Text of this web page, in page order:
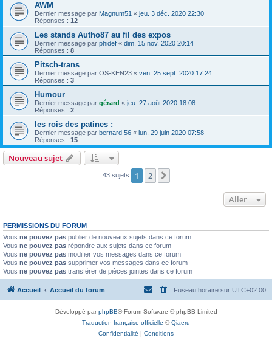
AWM
Dernier message par Magnum51 « jeu. 3 déc. 2020 22:30
Réponses : 12
Les stands Autho87 au fil des expos
Dernier message par phidef « dim. 15 nov. 2020 20:14
Réponses : 8
Pitsch-trans
Dernier message par OS-KEN23 « ven. 25 sept. 2020 17:24
Réponses : 3
Humour
Dernier message par gérard « jeu. 27 août 2020 18:08
Réponses : 2
les rois des patines :
Dernier message par bernard 56 « lun. 29 juin 2020 07:58
Réponses : 15
Nouveau sujet
43 sujets 1 2
Aller
PERMISSIONS DU FORUM
Vous ne pouvez pas publier de nouveaux sujets dans ce forum
Vous ne pouvez pas répondre aux sujets dans ce forum
Vous ne pouvez pas modifier vos messages dans ce forum
Vous ne pouvez pas supprimer vos messages dans ce forum
Vous ne pouvez pas transférer de pièces jointes dans ce forum
Accueil Accueil du forum Fuseau horaire sur UTC+02:00
Développé parphpBB® Forum Software © phpBB Limited
Traduction française officielle ©Qiaeru
Confidentialité | Conditions